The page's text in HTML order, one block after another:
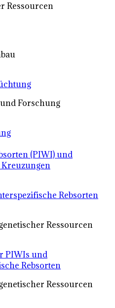
Ressourcen
Forschung
(PIWI) und
Rebsorten
Ressourcen
PIWIs und
Rebsorten
Ressourcen